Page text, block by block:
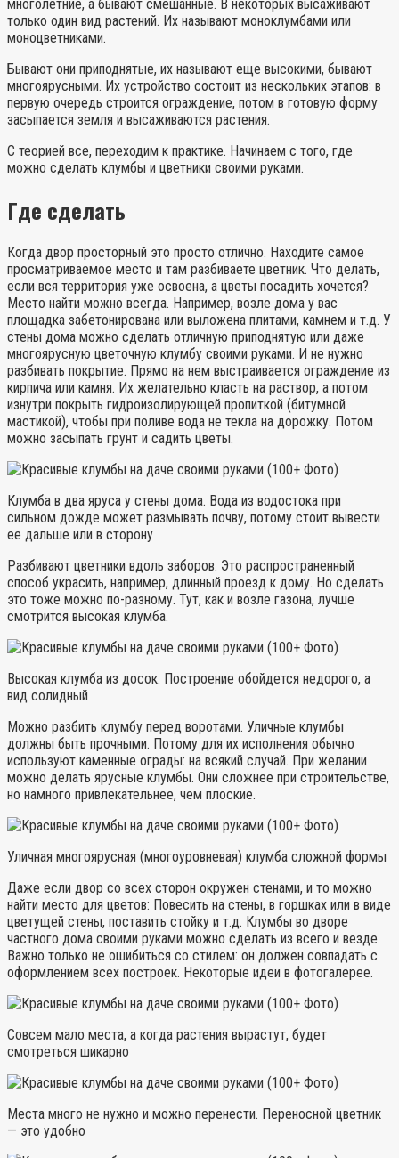
многолетние, а бывают смешанные. В некоторых высаживают
только один вид растений. Их называют моноклумбами или
моноцветниками.
Бывают они приподнятые, их называют еще высокими, бывают
многоярусными. Их устройство состоит из нескольких этапов: в
первую очередь строится ограждение, потом в готовую форму
засыпается земля и высаживаются растения.
С теорией все, переходим к практике. Начинаем с того, где
можно сделать клумбы и цветники своими руками.
Где сделать
Когда двор просторный это просто отлично. Находите самое
просматриваемое место и там разбиваете цветник. Что делать,
если вся территория уже освоена, а цветы посадить хочется?
Место найти можно всегда. Например, возле дома у вас
площадка забетонирована или выложена плитами, камнем и т.д. У
стены дома можно сделать отличную приподнятую или даже
многоярусную цветочную клумбу своими руками. И не нужно
разбивать покрытие. Прямо на нем выстраивается ограждение из
кирпича или камня. Их желательно класть на раствор, а потом
изнутри покрыть гидроизолирующей пропиткой (битумной
мастикой), чтобы при поливе вода не текла на дорожку. Потом
можно засыпать грунт и садить цветы.
Клумба в два яруса у стены дома. Вода из водостока при
сильном дожде может размывать почву, потому стоит вывести
ее дальше или в сторону
Разбивают цветники вдоль заборов. Это распространенный
способ украсить, например, длинный проезд к дому. Но сделать
это тоже можно по-разному. Тут, как и возле газона, лучше
смотрится высокая клумба.
Высокая клумба из досок. Построение обойдется недорого, а
вид солидный
Можно разбить клумбу перед воротами. Уличные клумбы
должны быть прочными. Потому для их исполнения обычно
используют каменные ограды: на всякий случай. При желании
можно делать ярусные клумбы. Они сложнее при строительстве,
но намного привлекательнее, чем плоские.
Уличная многоярусная (многоуровневая) клумба сложной формы
Даже если двор со всех сторон окружен стенами, и то можно
найти место для цветов: Повесить на стены, в горшках или в виде
цветущей стены, поставить стойку и т.д. Клумбы во дворе
частного дома своими руками можно сделать из всего и везде.
Важно только не ошибиться со стилем: он должен совпадать с
оформлением всех построек. Некоторые идеи в фотогалерее.
Совсем мало места, а когда растения вырастут, будет
смотреться шикарно
Места много не нужно и можно перенести. Переносной цветник
— это удобно